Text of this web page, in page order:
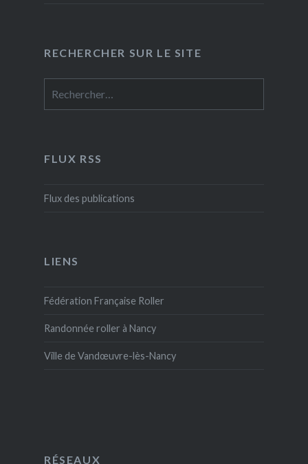
RECHERCHER SUR LE SITE
FLUX RSS
Flux des publications
LIENS
Fédération Française Roller
Randonnée roller à Nancy
Ville de Vandœuvre-lès-Nancy
RÉSEAUX